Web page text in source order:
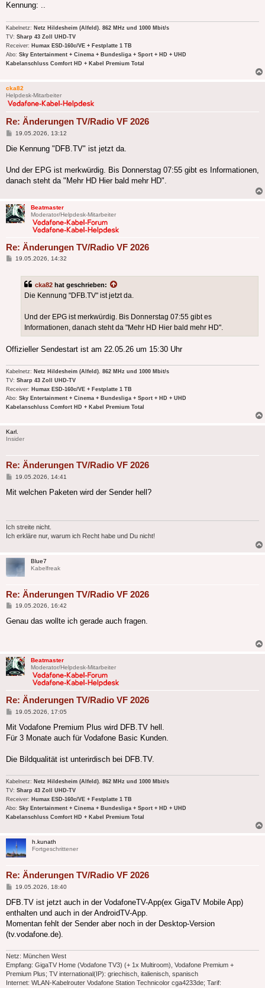
Kennung: ..
Kabelnetz: Netz Hildesheim (Alfeld). 862 MHz und 1000 Mbit/s
TV: Sharp 43 Zoll UHD-TV
Receiver: Humax ESD-160c/VE + Festplatte 1 TB
Abo: Sky Entertainment + Cinema + Bundesliga + Sport + HD + UHD
Kabelanschluss Comfort HD + Kabel Premium Total
cka82
Helpdesk-Mitarbeiter
Re: Änderungen TV/Radio VF 2026
Beitrag
19.05.2026, 13:12
Die Kennung "DFB.TV" ist jetzt da.
Und der EPG ist merkwürdig. Bis Donnerstag 07:55 gibt es Informationen,
danach steht da "Mehr HD Hier bald mehr HD".
Beatmaster
Moderator/Helpdesk-Mitarbeiter
Re: Änderungen TV/Radio VF 2026
Beitrag
19.05.2026, 14:32
cka82 hat geschrieben:
Die Kennung "DFB.TV" ist jetzt da.
Und der EPG ist merkwürdig. Bis Donnerstag 07:55 gibt es
Informationen, danach steht da "Mehr HD Hier bald mehr HD".
Offizieller Sendestart ist am 22.05.26 um 15:30 Uhr
Kabelnetz: Netz Hildesheim (Alfeld). 862 MHz und 1000 Mbit/s
TV: Sharp 43 Zoll UHD-TV
Receiver: Humax ESD-160c/VE + Festplatte 1 TB
Abo: Sky Entertainment + Cinema + Bundesliga + Sport + HD + UHD
Kabelanschluss Comfort HD + Kabel Premium Total
Karl.
Insider
Re: Änderungen TV/Radio VF 2026
Beitrag
19.05.2026, 14:41
Mit welchen Paketen wird der Sender hell?
Ich streite nicht.
Ich erkläre nur, warum ich Recht habe und Du nicht!
Blue7
Kabelfreak
Re: Änderungen TV/Radio VF 2026
Beitrag
19.05.2026, 16:42
Genau das wollte ich gerade auch fragen.
Beatmaster
Moderator/Helpdesk-Mitarbeiter
Re: Änderungen TV/Radio VF 2026
Beitrag
19.05.2026, 17:05
Mit Vodafone Premium Plus wird DFB.TV hell.
Für 3 Monate auch für Vodafone Basic Kunden.
Die Bildqualität ist unterirdisch bei DFB.TV.
Kabelnetz: Netz Hildesheim (Alfeld). 862 MHz und 1000 Mbit/s
TV: Sharp 43 Zoll UHD-TV
Receiver: Humax ESD-160c/VE + Festplatte 1 TB
Abo: Sky Entertainment + Cinema + Bundesliga + Sport + HD + UHD
Kabelanschluss Comfort HD + Kabel Premium Total
h.kunath
Fortgeschrittener
Re: Änderungen TV/Radio VF 2026
Beitrag
19.05.2026, 18:40
DFB.TV ist jetzt auch in der VodafoneTV-App(ex GigaTV Mobile App)
enthalten und auch in der AndroidTV-App.
Momentan fehlt der Sender aber noch in der Desktop-Version
(tv.vodafone.de).
Netz: München West
Empfang: GigaTV Home (Vodafone TV3) (+ 1x Multiroom), Vodafone Premium +
Premium Plus; TV international(IP): griechisch, italienisch, spanisch
Internet: WLAN-Kabelrouter Vodafone Station Technicolor cga4233de; Tarif: